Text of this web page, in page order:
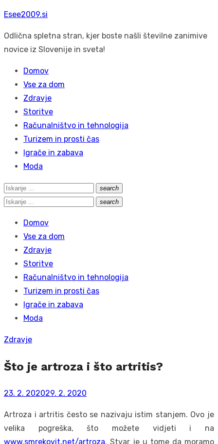
Skip
content
Esee2009.si
Odlična spletna stran, kjer boste našli številne zanimive
novice iz Slovenije in sveta!
Domov
Vse za dom
Zdravje
Storitve
Računalništvo in tehnologija
Turizem in prosti čas
Igrače in zabava
Moda
Search
for:
search
Išči
Search
search
Išči
Domov
Vse za dom
Zdravje
Storitve
Računalništvo in tehnologija
Turizem in prosti čas
Igrače in zabava
Moda
Zdravje
Što je artroza i što artritis?
Posted
23. 2. 202029. 2. 2020
Artroza i artritis često se nazivaju istim stanjem. Ovo je
velika pogreška, što možete vidjeti i na
www.smrekovit.net/artroza. Stvar je u tome da moramo